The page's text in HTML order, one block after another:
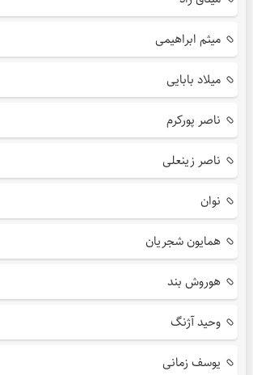
میثم ابراهیمی
میلاد بابایی
ناصر پورکرم
ناصر زینعلی
نوان
همایون شجریان
هوروش بند
وحید آژنگ
یوسف زمانی